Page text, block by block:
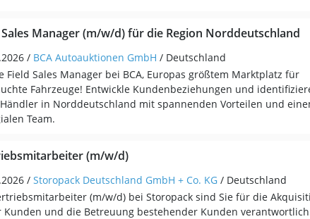
Sales Manager (m/w/d) für die Region Norddeutschland
/ BCA Autoauktionen GmbH / Deutschland
Field Sales Manager bei BCA, Europas größtem Marktplatz für
Fahrzeuge! Entwickle Kundenbeziehungen und
in Norddeutschland mit spannenden Vorteilen und
Team.
(m/w/d)
/ Storopack Deutschland GmbH + Co. KG / Deutschland
(m/w/d) bei Storopack sind Sie für die
Kunden und die Betreuung bestehender Kunden